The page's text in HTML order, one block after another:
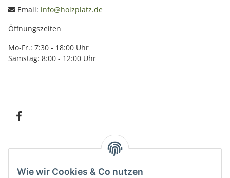
Email: info@holzplatz.de
Öffnungszeiten
Mo-Fr.: 7:30 - 18:00 Uhr
Samstag: 8:00 - 12:00 Uhr
Wie wir Cookies & Co nutzen